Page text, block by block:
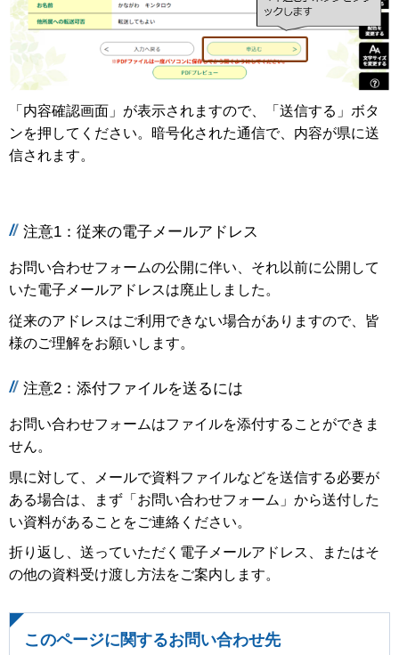
「内容確認画面」が表示されますので、「送信する」ボタ
ンを押してください。暗号化された通信で、内容が県に送
信されます。
注意1：従来の電子メールアドレス
お問い合わせフォームの公開に伴い、それ以前に公開して
いた電子メールアドレスは廃止しました。
従来のアドレスはご利用できない場合がありますので、皆
様のご理解をお願いします。
注意2：添付ファイルを送るには
お問い合わせフォームはファイルを添付することができま
せん。
県に対して、メールで資料ファイルなどを送信する必要が
ある場合は、まず「お問い合わせフォーム」から送付した
い資料があることをご連絡ください。
折り返し、送っていただく電子メールアドレス、またはそ
の他の資料受け渡し方法をご案内します。
このページに関するお問い合わせ先